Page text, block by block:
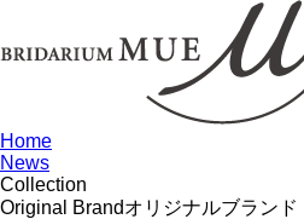
Home
News
Collection
Original Brandオリジナルブランド